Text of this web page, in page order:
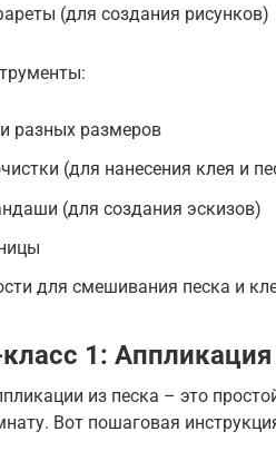
(для создания рисунков)
разных размеров
(для нанесения клея и
(для создания эскизов)
для смешивания песка и
1: Аппликация
из песка – это
Вот пошаговая